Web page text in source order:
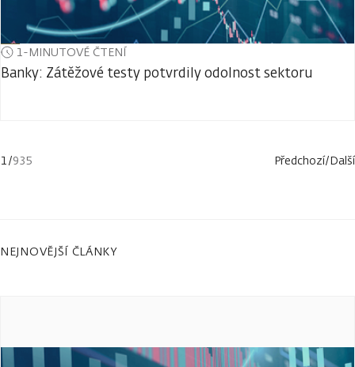
1-MINUTOVÉ ČTENÍ
Banky: Zátěžové testy potvrdily odolnost sektoru
1/935 Předchozí/Další
NEJNOVĚJŠÍ ČLÁNKY